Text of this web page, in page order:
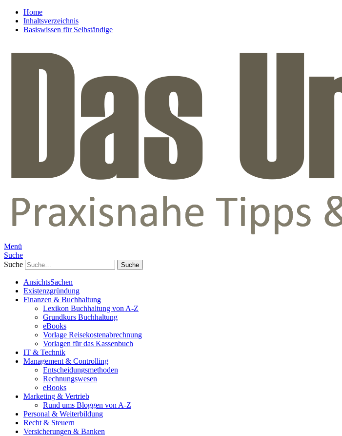
Home
Inhaltsverzeichnis
Basiswissen für Selbständige
Menü
Suche
Suche
AnsichtsSachen
Existenzgründung
Finanzen & Buchhaltung
Lexikon Buchhaltung von A-Z
Grundkurs Buchhaltung
eBooks
Vorlage Reisekostenabrechnung
Vorlagen für das Kassenbuch
IT & Technik
Management & Controlling
Entscheidungsmethoden
Rechnungswesen
eBooks
Marketing & Vertrieb
Rund ums Bloggen von A-Z
Personal & Weiterbildung
Recht & Steuern
Versicherungen & Banken